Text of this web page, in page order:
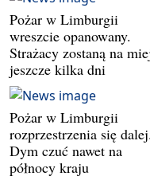
Pożar w Limburgii
wreszcie opanowany.
Strażacy zostaną na
jeszcze kilka dni
Pożar w Limburgii
rozprzestrzenia się dalej.
Dym czuć nawet na
północy kraju